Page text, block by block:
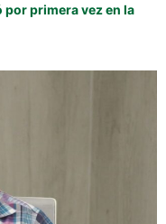
por primera vez en la